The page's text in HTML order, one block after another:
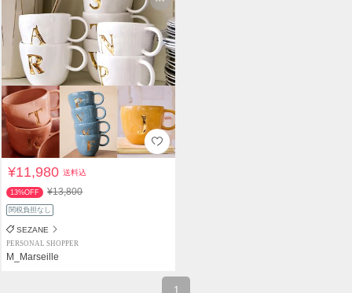
¥11,980送料込
13%OFF ¥13,800
関税負担なし
SEZANE
PERSONAL SHOPPER
M_Marseille
1